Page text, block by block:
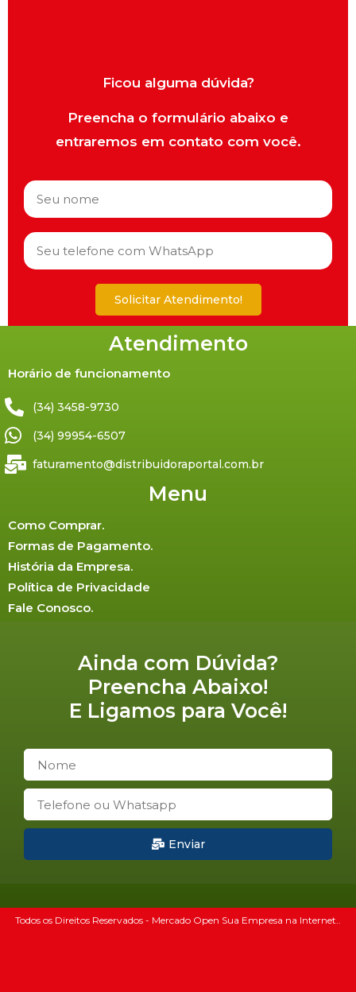
Ficou alguma dúvida?
Preencha o formulário abaixo e
entraremos em contato com você.
Solicitar Atendimento!
Atendimento
Horário de funcionamento
(34) 3458-9730
(34) 99954-6507
faturamento@distribuidoraportal.com.br
Menu
Como Comprar.
Formas de Pagamento.
História da Empresa.
Política de Privacidade
Fale Conosco.
Ainda com Dúvida?
Preencha Abaixo!
E Ligamos para Você!
Enviar
Todos os Direitos Reservados - Mercado Open Sua Empresa na Internet..